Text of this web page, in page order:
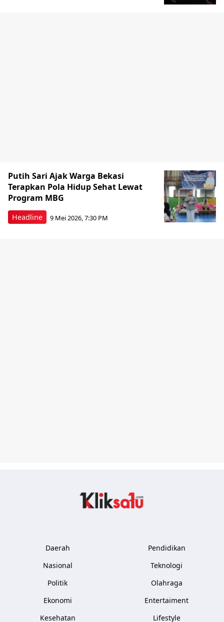
Headline
Putih Sari Ajak Warga Bekasi
Terapkan Pola Hidup Sehat Lewat
Program MBG
9 Mei 2026, 7:30 PM
Daerah
Nasional
Politik
Ekonomi
Kesehatan
Pendidikan
Teknologi
Olahraga
Entertaiment
Lifestyle